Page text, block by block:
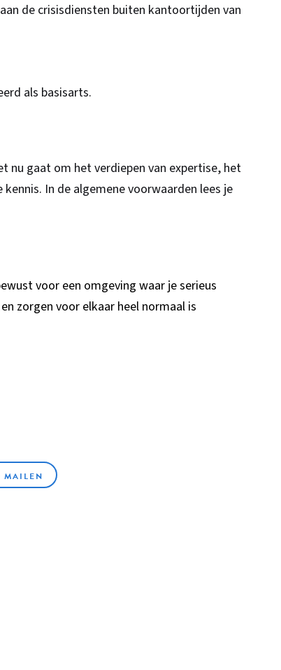
de crisisdiensten buiten kantoortijden van
als basisarts.
nu gaat om het verdiepen van expertise, het
In de algemene voorwaarden lees je
voor een omgeving waar je serieus
zorgen voor elkaar heel normaal is
MAILEN